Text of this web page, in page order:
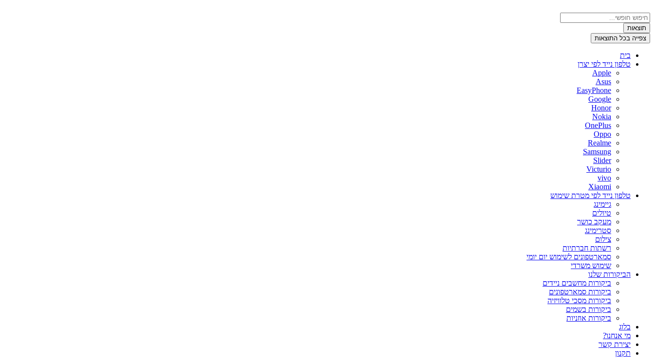
לתוכן
Search
...תוצאות
צפייה בכל התוצאות
בית
טלפון נייד לפי יצרן
Apple
Asus
EasyPhone
Google
Honor
Nokia
OnePlus
Oppo
Realme
Samsung
Slider
Victurio
vivo
Xiaomi
טלפון נייד לפי מטרת שימוש
גיימינג
טיולים
מעקב כושר
סטרימינג
צילום
רשתות חברתיות
סמארטפונים לשימוש יום יומי
שימוש משרדי
הביקורות שלנו
ביקורות מחשבים ניידים
ביקורות סמארטפונים
ביקורות מסכי טלוויזיה
ביקורות בשמים
ביקורות אוזניות
בלוג
מי אנחנו?
יצירת קשר
תקנון